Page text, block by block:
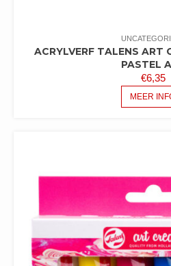
ACRYLVERF TALENS ART
PASTEL
€6,35
MEER